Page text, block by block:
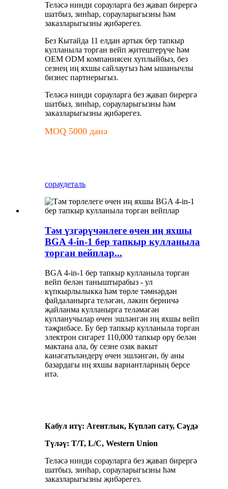
Теләсә нинди сорауларга без җавап бирергә
шатбыз, зинһар, сорауларыгызны һәм
заказларыгызны җибәрегез.
Без Кытайда 11 елдан артык бер тапкыр
кулланыла торган вейп җитештерүче һәм
OEM ODM компаниясен хуплыйбыз, без
сезнең иң яхшы сайлаугыз һәм ышанычлы
бизнес партнерыгыз.
Теләсә нинди сорауларга без җавап бирергә
шатбыз, зинһар, сорауларыгызны һәм
заказларыгызны җибәрегез.
MOQ 5000 данә
сораудеталь
Тәм үзгәрүчәнлеге өчен иң яхшы
BGA 4-in-1 бер тапкыр кулланыла
торган вейплар...
BGA 4-in-1 бер тапкыр кулланыла торган
вейп белән таныштырабыз - ул
күпкырлылыкка һәм төрле тәмнәрдән
файдаланырга теләгән, ләкин берничә
җайланма кулланырга теләмәгән
кулланучылар өчен эшләнгән иң яхшы вейп
тәҗрибәсе. Бу бер тапкыр кулланыла торган
электрон сигарет 110,000 тапкыр өрү белән
мактана ала, бу сезне озак вакыт
канәгатьләндерү өчен эшләнгән, бу аны
базардагы иң яхшы вариантларның берсе
итә.
Кабул итү: Агентлык, Күпләп сату, Сәүдә
Түләү: T/T, L/C, Western Union
Теләсә нинди сорауларга без җавап бирергә
шатбыз, зинһар, сорауларыгызны һәм
заказларыгызны җибәрегез.